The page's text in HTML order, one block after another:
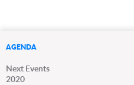
AGENDA
Next Events
2020